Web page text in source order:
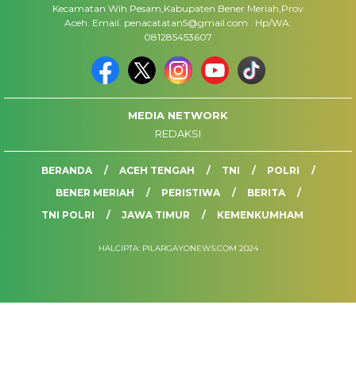
Kecamatan Wih Pesam,Kabupaten Bener Meriah,Prov
Aceh. Email. penacatatan5@gmail.com . Hp/WA:
081285453607
MEDIA NETWORK
REDAKSI
BERANDA ACEH TENGAH TNI
POLRI
BENER MERIAH
PERISTIWA
BERITA
TNI POLRI
JAWA TIMUR KEMENKUMHAM
HALCIPTA: PILARGAYONEWS.COM 2024